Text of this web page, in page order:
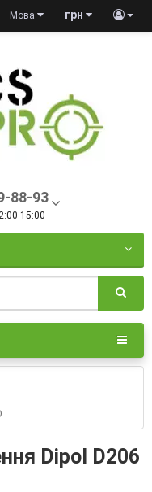
грн
Мова
88-93
15:00
Dipol D206